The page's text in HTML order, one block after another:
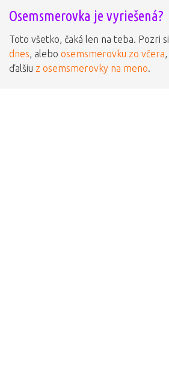
Osemsmerovka je vyriešená?
Toto všetko, čaká len na teba. Pozri si
dnes , alebo osemsmerovku zo včera
ďalšiu z osemsmerovky na meno